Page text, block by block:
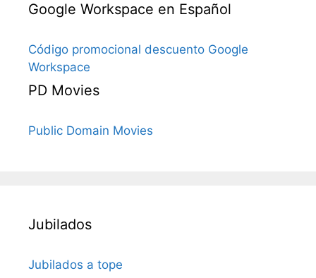
Google Workspace en Español
Código promocional descuento Google
Workspace
PD Movies
Public Domain Movies
Jubilados
Jubilados a tope